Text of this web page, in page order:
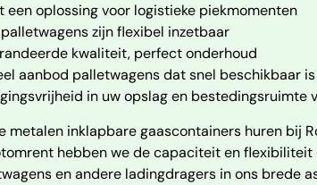
een oplossing voor logistieke piekmomenten
zijn flexibel inzetbaar
kwaliteit, perfect onderhoud
aanbod palletwagens dat snel beschikbaar is
in uw opslag en bestedingsruimte
metalen inklapbare gaascontainers huren bij
hebben we de capaciteit en
en andere ladingdragers in ons brede